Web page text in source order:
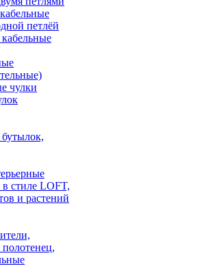
петлёй
чулки
в стиле LOFT,
и растений